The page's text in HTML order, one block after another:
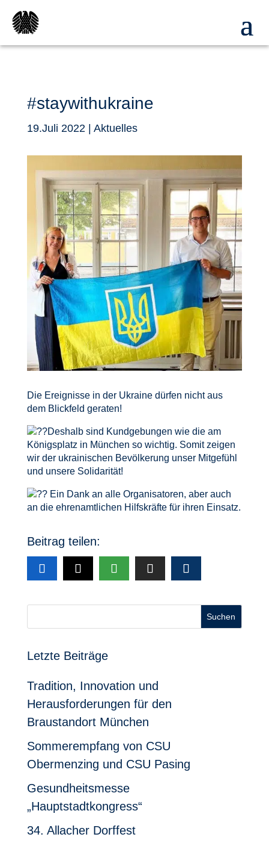
#staywithukraine
19.Juli 2022| Aktuelles
Die Ereignisse in der Ukraine dürfen nicht aus
dem Blickfeld geraten!
Deshalb sind Kundgebungen wie die am
Königsplatz in München so wichtig. Somit zeigen
wir der ukrainischen Bevölkerung unser Mitgefühl
und unsere Solidarität!
Ein Dank an alle Organisatoren, aber auch
an die ehrenamtlichen Hilfskräfte für ihren Einsatz.
Beitrag teilen:
Suchen
Letzte Beiträge
Tradition, Innovation und
Herausforderungen für den
Braustandort München
Sommerempfang von CSU
Obermenzing und CSU Pasing
Gesundheitsmesse
„Hauptstadtkongress“
34. Allacher Dorffest